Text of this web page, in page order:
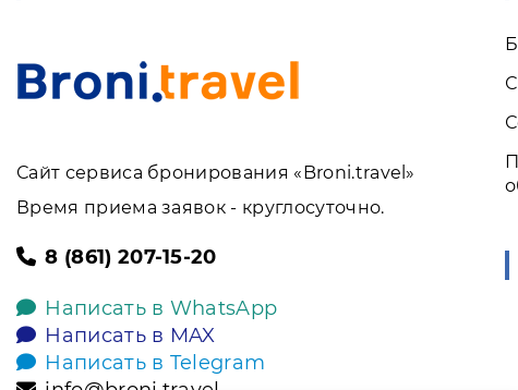
Сайт сервиса бронирования «Broni.travel»
Время приема заявок - круглосуточно.
8 (861) 207-15-20
Написать в WhatsApp
Написать в MAX
Написать в Telegram